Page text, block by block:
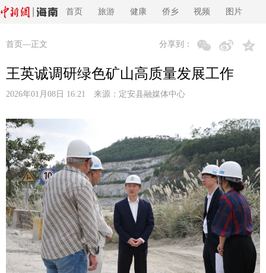
首页 旅游 健康 侨乡 视频 图片
首页 —正文 分享到：
王英诚调研绿色矿山高质量发展工作
2026年01月08日 16:21 来源： 定安县融媒体中心